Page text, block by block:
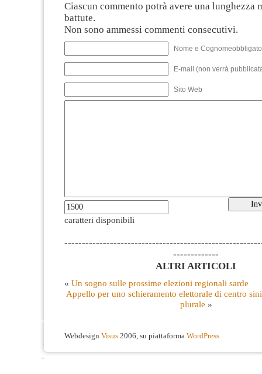
Ciascun commento potrà avere una lunghezza
battute.
Non sono ammessi commenti consecutivi.
Nome e
E-mail (non verrà
Sito Web
caratteri disponibili
-------------
ALTRI ARTICOLI
« Un sogno sulle prossime elezioni regionali sarde
Appello per uno schieramento elettorale di centro
plurale »
Webdesign Visus 2006, su piattaforma WordPress